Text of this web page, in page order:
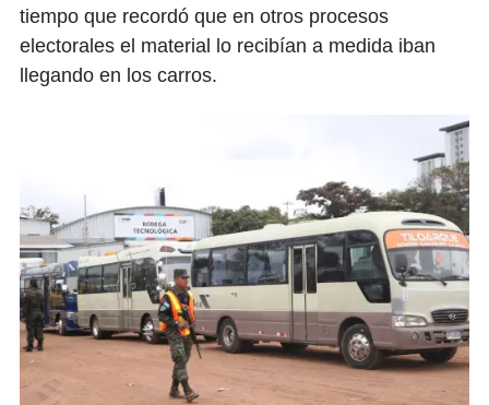
tiempo que recordó que en otros procesos
electorales el material lo recibían a medida iban
llegando en los carros.